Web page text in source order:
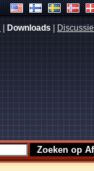
Downloads Discussie